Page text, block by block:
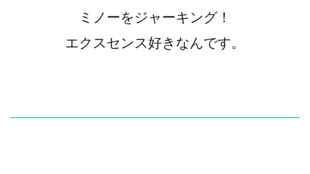
ミノーをジャーキング！
エクスセンス好きなんです。